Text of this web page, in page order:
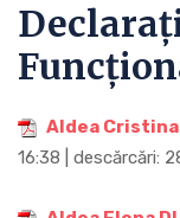
Aldea
16:38 | descărcări: